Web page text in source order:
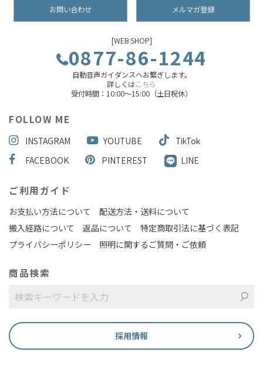
お問い合わせ メルマガ登録
[WEB SHOP]
0877-86-1244
自動音声ガイダンスへお繋ぎします。
詳しくはこちら
受付時間：10:00～15:00（土日祝休）
FOLLOW ME
INSTAGRAM YOUTUBE
TikTok
FACEBOOK
PINTEREST LINE
ご利用ガイド
お支払い方法について
配送方法・送料について
搬入経路について
返品について
特定商取引法に基づく表記
プライバシーポリシー
照明に関するご質問・ご依頼
商品検索
採用情報